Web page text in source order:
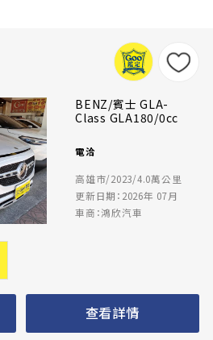
BENZ/賓士 GLA-
Class GLA180/0cc
電洽
高雄市/2023/4.0萬公里
更新日期：2026年 07月
車商：鴻欣汽車
查看詳情